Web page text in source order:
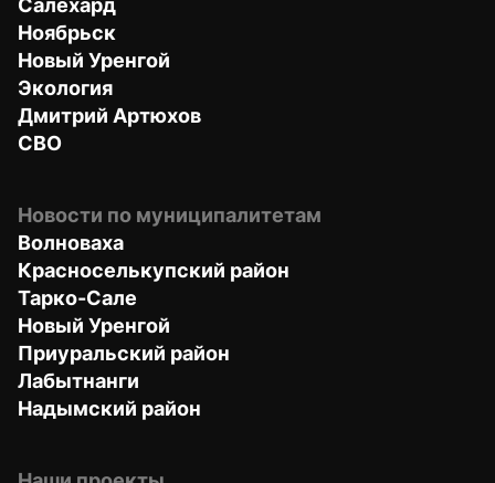
Салехард
Ноябрьск
Новый Уренгой
Экология
Дмитрий Артюхов
СВО
Новости по муниципалитетам
Волноваха
Красноселькупский район
Тарко-Сале
Новый Уренгой
Приуральский район
Лабытнанги
Надымский район